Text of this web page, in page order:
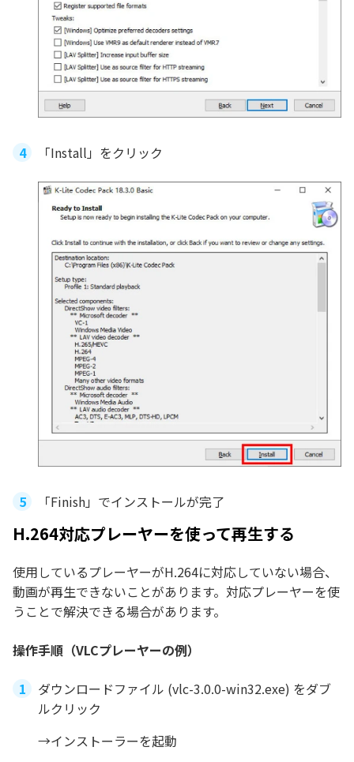
「Install」をクリック
「Finish」でインストールが完了
H.264対応プレーヤーを使って再生する
使用しているプレーヤーがH.264に対応していない場合、
動画が再生できないことがあります。対応プレーヤーを使
うことで解決できる場合があります。
操作手順（VLCプレーヤーの例）
ダウンロードファイル (vlc-3.0.0-win32.exe) をダブ
ルクリック
→インストーラーを起動